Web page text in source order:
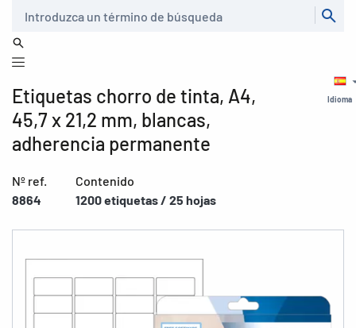
Idioma
Etiquetas chorro de tinta, A4,
45,7 x 21,2 mm, blancas,
adherencia permanente
Nº ref.
8864
Contenido
1200 etiquetas / 25 hojas